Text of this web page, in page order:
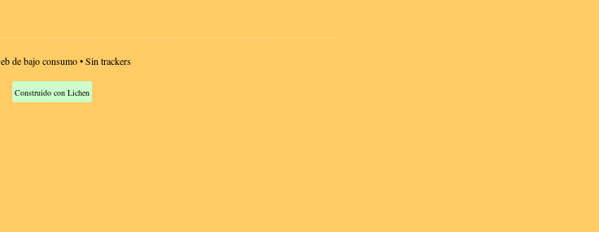
de bajo consumo • Sin trackers
Construido con Lichen